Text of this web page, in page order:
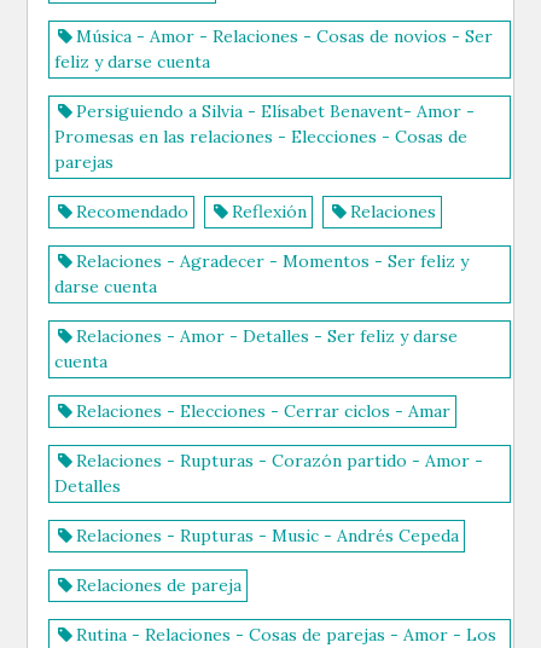
Música - Amor - Relaciones - Cosas de novios - Ser
feliz y darse cuenta
Persiguiendo a Silvia - Elísabet Benavent- Amor -
Promesas en las relaciones - Elecciones - Cosas de
parejas
Recomendado Reflexión Relaciones
Relaciones - Agradecer - Momentos - Ser feliz y
darse cuenta
Relaciones - Amor - Detalles - Ser feliz y darse
cuenta
Relaciones - Elecciones - Cerrar ciclos - Amar
Relaciones - Rupturas - Corazón partido - Amor -
Detalles
Relaciones - Rupturas - Music - Andrés Cepeda
Relaciones de pareja
Rutina - Relaciones - Cosas de parejas - Amor - Los